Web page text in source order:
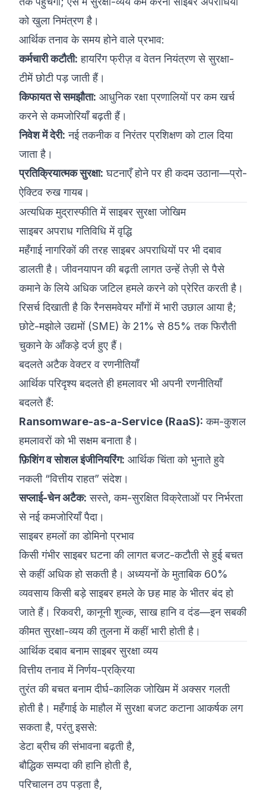
को खुला निमंत्रण है।
आर्थिक तनाव के समय होने वाले प्रभाव:
कर्मचारी कटौती: हायरिंग फ्रीज़ व वेतन नियंत्रण से सुरक्षा-
टीमें छोटी पड़ जाती हैं।
किफायत से समझौता: आधुनिक रक्षा प्रणालियों पर कम खर्च
करने से कमजोरियाँ बढ़ती हैं।
निवेश में देरी: नई तकनीक व निरंतर प्रशिक्षण को टाल दिया
जाता है।
प्रतिक्रियात्मक सुरक्षा: घटनाएँ होने पर ही कदम उठाना—प्रो-
ऐक्टिव रुख गायब।
अत्यधिक मुद्रास्फीति में साइबर सुरक्षा जोखिम
साइबर अपराध गतिविधि में वृद्धि
महँगाई नागरिकों की तरह साइबर अपराधियों पर भी दबाव
डालती है। जीवनयापन की बढ़ती लागत उन्हें तेज़ी से पैसे
कमाने के लिये अधिक जटिल हमले करने को प्रेरित करती है।
रिसर्च दिखाती है कि रैनसमवेयर माँगों में भारी उछाल आया है;
छोटे-मझोले उद्यमों (SME) के 21% से 85% तक फिरौती
चुकाने के आँकड़े दर्ज हुए हैं।
बदलते अटैक वेक्टर व रणनीतियाँ
आर्थिक परिदृश्य बदलते ही हमलावर भी अपनी रणनीतियाँ
बदलते हैं:
Ransomware-as-a-Service (RaaS): कम-कुशल
हमलावरों को भी सक्षम बनाता है।
फ़िशिंग व सोशल इंजीनियरिंग: आर्थिक चिंता को भुनाते हुवे
नकली “वित्तीय राहत” संदेश।
सप्लाई-चेन अटैक: सस्ते, कम-सुरक्षित विक्रेताओं पर निर्भरता
से नई कमजोरियाँ पैदा।
साइबर हमलों का डोमिनो प्रभाव
किसी गंभीर साइबर घटना की लागत बजट-कटौती से हुई बचत
से कहीं अधिक हो सकती है। अध्ययनों के मुताबिक 60%
व्यवसाय किसी बड़े साइबर हमले के छह माह के भीतर बंद हो
जाते हैं। रिकवरी, कानूनी शुल्क, साख हानि व दंड—इन सबकी
कीमत सुरक्षा-व्यय की तुलना में कहीं भारी होती है।
आर्थिक दबाव बनाम साइबर सुरक्षा व्यय
वित्तीय तनाव में निर्णय-प्रक्रिया
तुरंत की बचत बनाम दीर्घ-कालिक जोखिम में अक्सर गलती
होती है। महँगाई के माहौल में सुरक्षा बजट कटाना आकर्षक लग
सकता है, परंतु इससे:
डेटा ब्रीच की संभावना बढ़ती है,
बौद्धिक सम्पदा की हानि होती है,
परिचालन ठप पड़ता है,